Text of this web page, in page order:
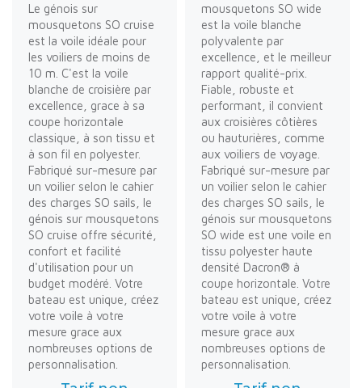
Le génois sur
mousquetons SO cruise
est la voile idéale pour
les voiliers de moins de
10 m. C'est la voile
blanche de croisière par
excellence, grace à sa
coupe horizontale
classique, à son tissu et
à son fil en polyester.
Fabriqué sur-mesure par
un voilier selon le cahier
des charges SO sails, le
génois sur mousquetons
SO cruise offre sécurité,
confort et facilité
d'utilisation pour un
budget modéré. Votre
bateau est unique, créez
votre voile à votre
mesure grace aux
nombreuses options de
personnalisation.
mousquetons SO wide
est la voile blanche
polyvalente par
excellence, et le meilleur
rapport qualité-prix.
Fiable, robuste et
performant, il convient
aux croisières côtières
ou hauturières, comme
aux voiliers de voyage.
Fabriqué sur-mesure par
un voilier selon le cahier
des charges SO sails, le
génois sur mousquetons
SO wide est une voile en
tissu polyester haute
densité Dacron® à
coupe horizontale. Votre
bateau est unique, créez
votre voile à votre
mesure grace aux
nombreuses options de
personnalisation.